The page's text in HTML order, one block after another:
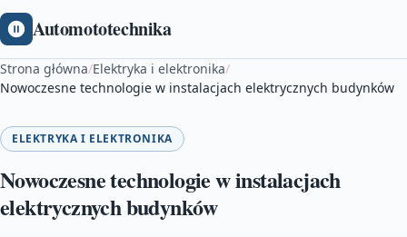
Automototechnika
Strona główna/Elektryka i elektronika/
Nowoczesne technologie w instalacjach elektrycznych budynków
ELEKTRYKA I ELEKTRONIKA
Nowoczesne technologie w instalacjach
elektrycznych budynków